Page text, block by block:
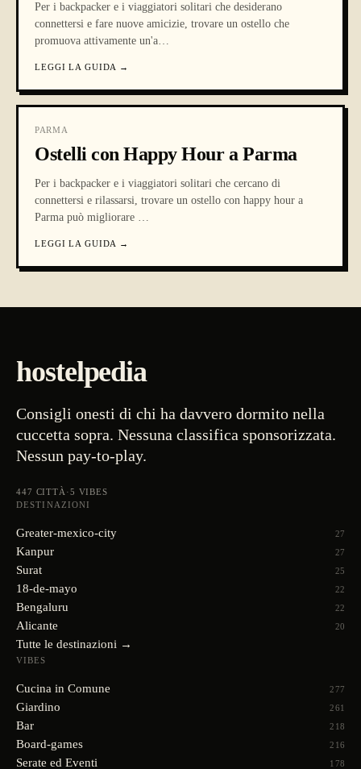
Per i backpacker e i viaggiatori solitari che desiderano
connettersi e fare nuove amicizie, trovare un ostello che
promuova attivamente un'a…
LEGGI LA GUIDA →
PARMA
Ostelli con Happy Hour a Parma
Per i backpacker e i viaggiatori solitari che cercano di
connettersi e rilassarsi, trovare un ostello con happy hour a
Parma può migliorare …
LEGGI LA GUIDA →
hostelpedia
Consigli onesti di chi ha davvero dormito nella
cuccetta sopra. Nessuna classifica sponsorizzata.
Nessun pay-to-play.
447 CITTÀ ·5 VIBES
DESTINAZIONI
Greater-mexico-city 27
Kanpur 27
Surat 25
18-de-mayo 22
Bengaluru 22
Alicante 20
Tutte le destinazioni →
VIBES
Cucina in Comune 277
Giardino 261
Bar 218
Board-games 216
Serate ed Eventi 178